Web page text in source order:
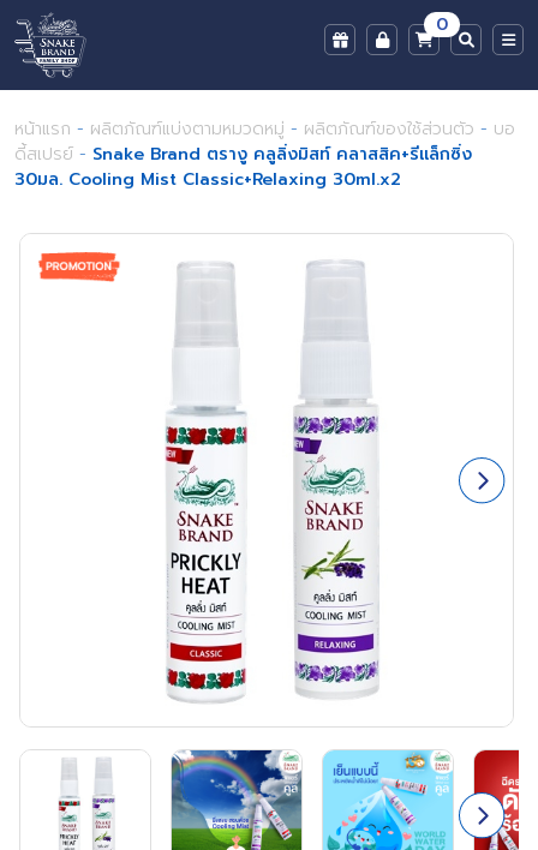
0
หน้าแรก - ผลิตภัณฑ์แบ่งตามหมวดหมู่ - ผลิตภัณฑ์ของใช้ส่วนตัว - บอ
ดี้สเปรย์ - Snake Brand ตรางู คลูลิ่งมิสท์ คลาสสิค+รีแล็กซิ่ง
30มล. Cooling Mist Classic+Relaxing 30ml.x2